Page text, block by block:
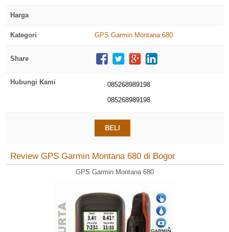
Harga
Kategori GPS Garmin Montana 680
Share
Hubungi Kami
085268989198
085268989198
BELI
Review GPS Garmin Montana 680 di Bogor
GPS Garmin Montana 680